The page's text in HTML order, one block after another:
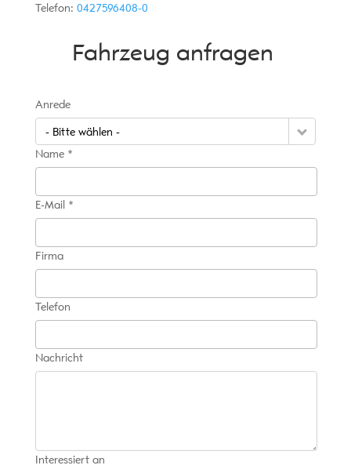
Telefon: 0427596408-0
Fahrzeug anfragen
Anrede
- Bitte wählen -
Name *
E-Mail *
Firma
Telefon
Nachricht
Interessiert an